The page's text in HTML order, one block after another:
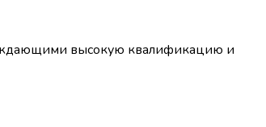
высокую квалификацию и